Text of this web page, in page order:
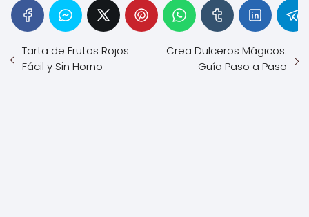
Tarta de Frutos Rojos
Fácil y Sin Horno
Crea Dulceros Mágicos:
Guía Paso a Paso